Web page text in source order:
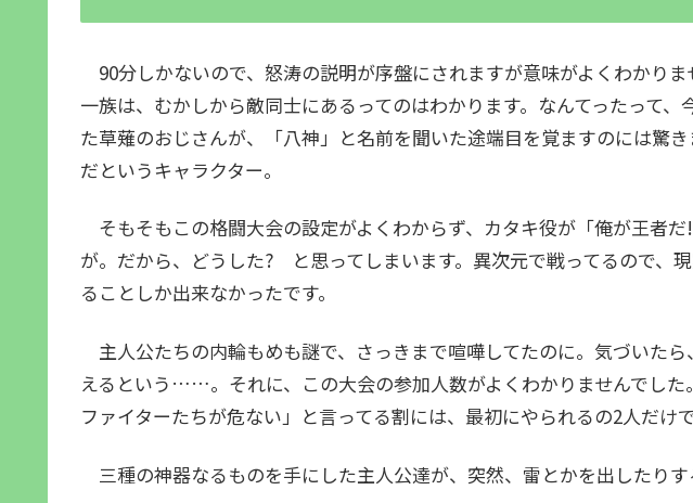
90分しかないので、怒涛の説明が序盤にされますが意味がよくわかり
一族は、むかしから敵同士にあるってのはわかります。なんてったって、
た草薙のおじさんが、「八神」と名前を聞いた途端目を覚ますのには驚
だというキャラクター。
そもそもこの格闘大会の設定がよくわからず、カタキ役が「俺が王者
が。だから、どうした? と思ってしまいます。異次元で戦ってるので、
ることしか出来なかったです。
主人公たちの内輪もめも謎で、さっきまで喧嘩してたのに。気づいた
えるという……。それに、この大会の参加人数がよくわかりませんでした
ファイターたちが危ない」と言ってる割には、最初にやられるの2人だけで
三種の神器なるものを手にした主人公達が、突然、雷とかを出したりす